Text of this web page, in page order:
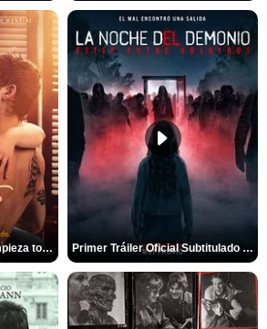
Tráiler de 'After: Aquí empieza todo' Primer Tráiler Oficial Subtitulado de 'La Noche Del Demonio: Están Entre Nosotros'